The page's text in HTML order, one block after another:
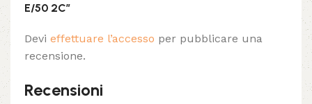
Recensioni
E/50 2C”
Devi effettuare l’accesso per pubblicare una
recensione.